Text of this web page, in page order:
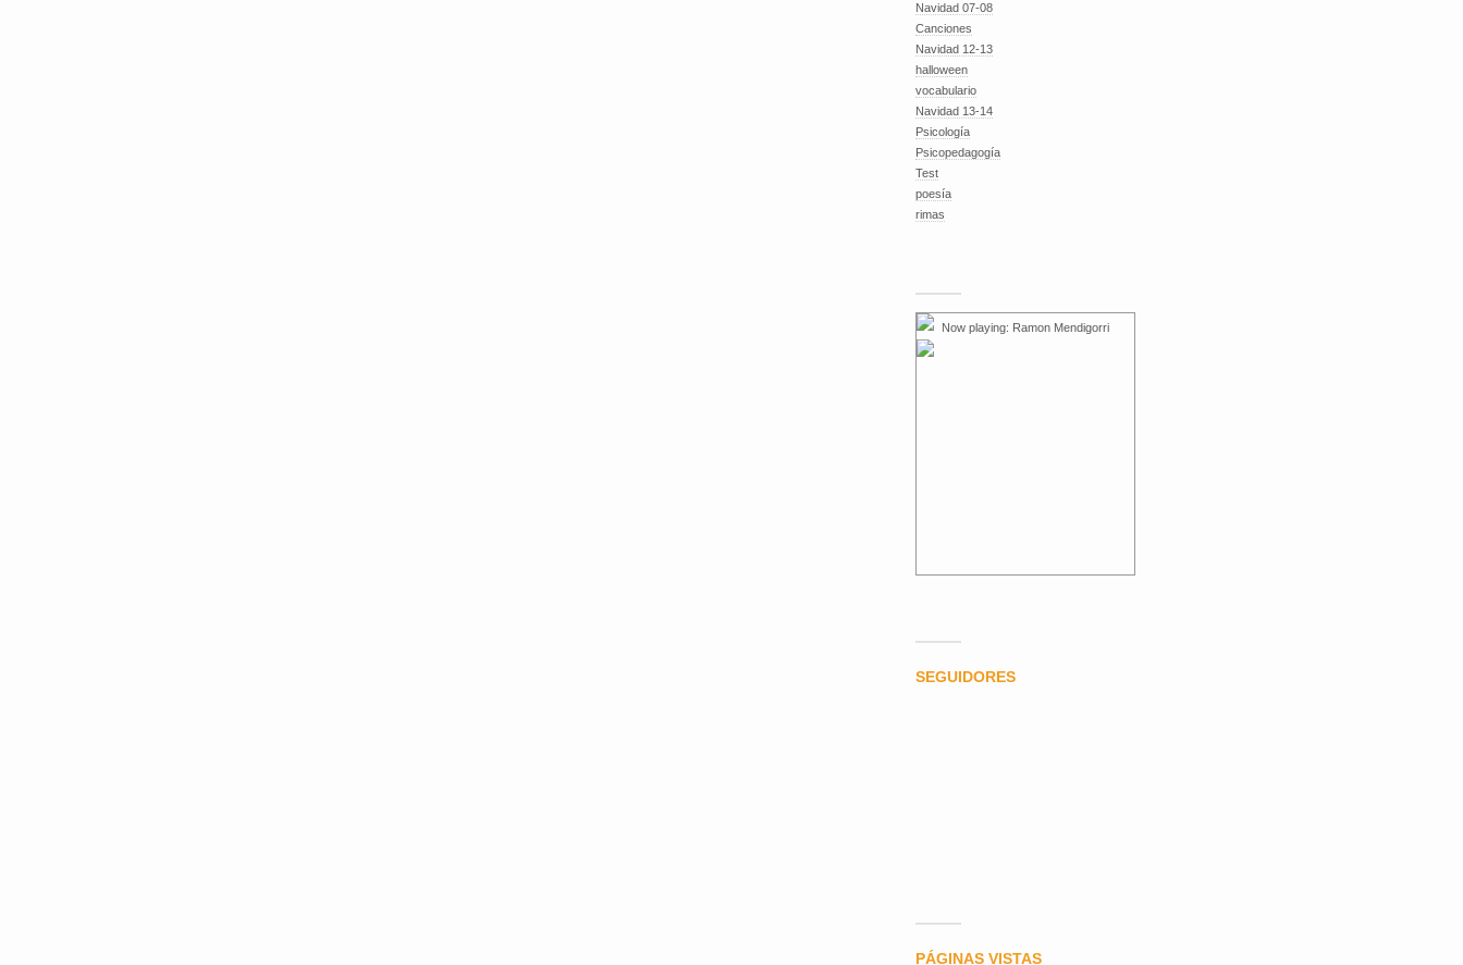
Navidad 07-08
Canciones
Navidad 12-13
halloween
vocabulario
Navidad 13-14
Psicología
Psicopedagogía
Test
poesía
rimas
Now playing: Ramon Mendigorri
SEGUIDORES
PÁGINAS VISTAS